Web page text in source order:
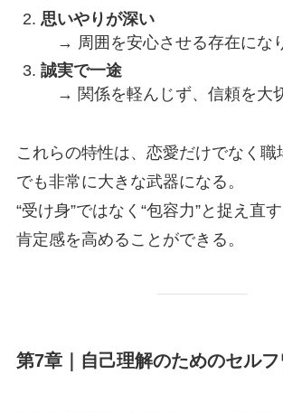
思いやりが深い
→ 周囲を安心させる存在にな
誠実で一途
→ 関係を軽んじず、信頼を大
これらの特性は、恋愛だけでなく職
でも非常に大きな武器になる。
“受け身”ではなく“包容力”と捉え直
肯定感を高めることができる。
第7章｜自己理解のためのセルフ